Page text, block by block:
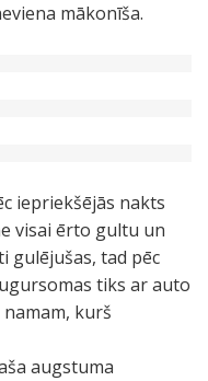
mākonīša.
iepriekšējās nakts
visai ērto gultu un
gulējušas, tad pēc
tiks ar auto
kurš
augstuma